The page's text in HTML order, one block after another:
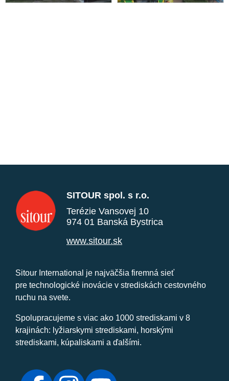
SITOUR spol. s r.o.
Terézie Vansovej 10
974 01 Banská Bystrica
www.sitour.sk
Sitour International je najväčšia firemná sieť
pre technologické inovácie v strediskách cestovného
ruchu na svete.
Spolupracujeme s viac ako 1000 strediskami v 8
krajinách: lyžiarskymi strediskami, horskými
strediskami, kúpaliskami a ďalšími.